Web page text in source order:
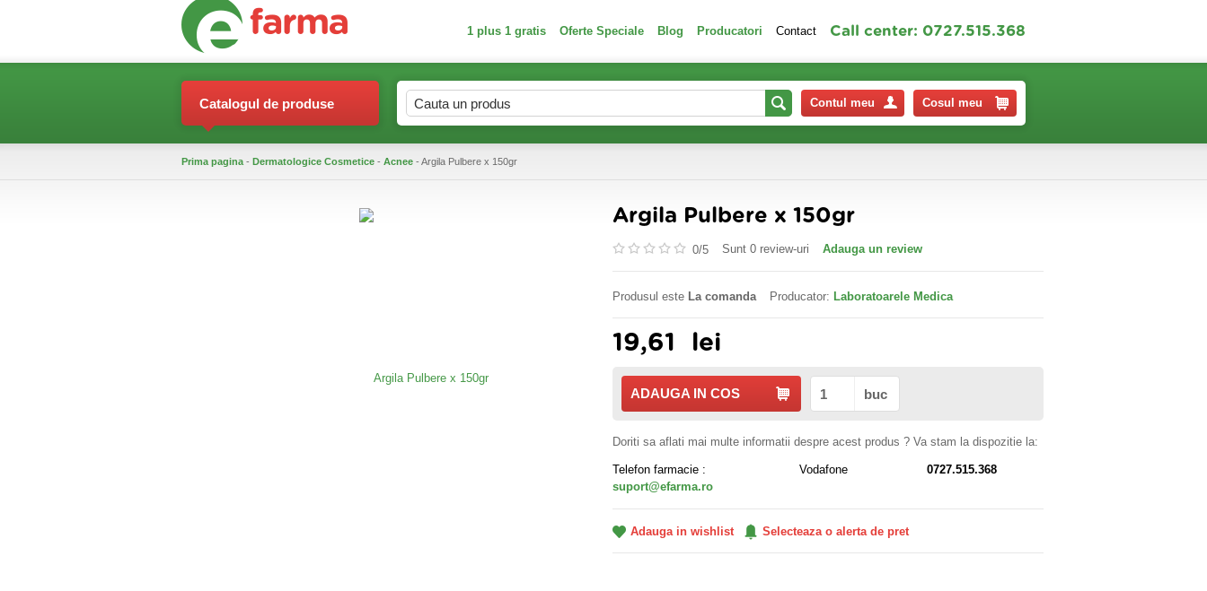
1 plus 1 gratis Oferte Speciale Blog Producatori Contact Call center: 0727.515.368
Catalogul de produse Contul meu Cosul meu
Prima pagina - Dermatologice Cosmetice - Acnee - Argila Pulbere x 150gr
Argila Pulbere x 150gr
0/5 Sunt 0 review-uri Adauga un review
Produsul este La comanda Producator: Laboratoarele Medica
19,61 lei
ADAUGA IN COS buc
Doriti sa aflati mai multe informatii despre acest produs ? Va stam la dispozitie la:
Telefon farmacie : Vodafone
0727.515.368
suport@efarma.ro
Adauga in wishlist Selecteaza o alerta de pret